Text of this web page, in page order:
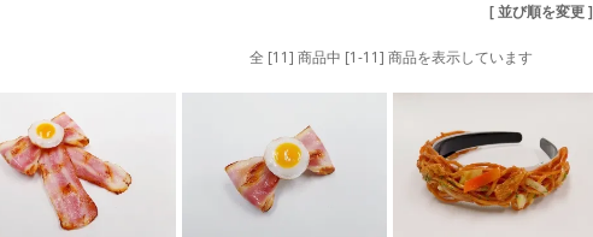
[ 並び順を変更 ]
全 [11] 商品中 [1-11] 商品を表示しています